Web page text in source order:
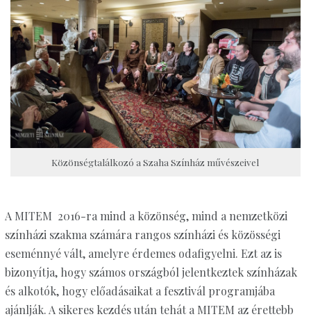
Közönségtalálkozó a Szaha Színház művészeivel
A MITEM 2016-ra mind a közönség, mind a nemzetközi
színházi szakma számára rangos színházi és közösségi
eseménnyé vált, amelyre érdemes odafigyelni. Ezt az is
bizonyítja, hogy számos országból jelentkeztek színházak
és alkotók, hogy előadásaikat a fesztivál programjába
ajánlják. A sikeres kezdés után tehát a MITEM az érettebb